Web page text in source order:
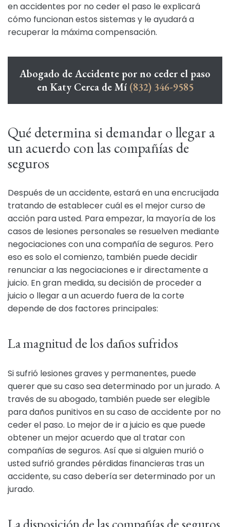
en accidentes por no ceder el paso le explicará
cómo funcionan estos sistemas y le ayudará a
recuperar la máxima compensación.
Abogado de Accidente por no ceder el paso
en Katy Cerca de Mí (832) 346-9585
Qué determina si demandar o llegar a
un acuerdo con las compañías de
seguros
Después de un accidente, estará en una encrucijada
tratando de establecer cuál es el mejor curso de
acción para usted. Para empezar, la mayoría de los
casos de lesiones personales se resuelven mediante
negociaciones con una compañía de seguros. Pero
eso es solo el comienzo, también puede decidir
renunciar a las negociaciones e ir directamente a
juicio. En gran medida, su decisión de proceder a
juicio o llegar a un acuerdo fuera de la corte
depende de dos factores principales:
La magnitud de los daños sufridos
Si sufrió lesiones graves y permanentes, puede
querer que su caso sea determinado por un jurado. A
través de su abogado, también puede ser elegible
para daños punitivos en su caso de accidente por no
ceder el paso. Lo mejor de ir a juicio es que puede
obtener un mejor acuerdo que al tratar con
compañías de seguros. Así que si alguien murió o
usted sufrió grandes pérdidas financieras tras un
accidente, su caso debería ser determinado por un
jurado.